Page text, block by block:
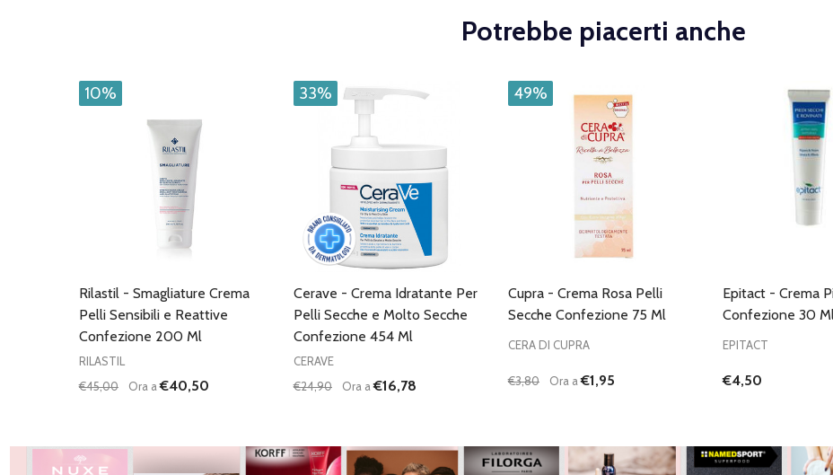
Potrebbe piacerti anche
10%
Rilastil - Smagliature Crema
Pelli Sensibili e Reattive
Confezione 200 Ml
RILASTIL
€45,00
Ora a€40,50
33%
Cerave - Crema Idratante Per
Pelli Secche e Molto Secche
Confezione 454 Ml
CERAVE
€24,90
Ora a€16,78
49%
Cupra - Crema Rosa Pelli
Secche Confezione 75 Ml
CERA DI CUPRA
€3,80 Ora a€1,95
Epitact - Crema
Confezione 30 Ml
EPITACT
€4,50